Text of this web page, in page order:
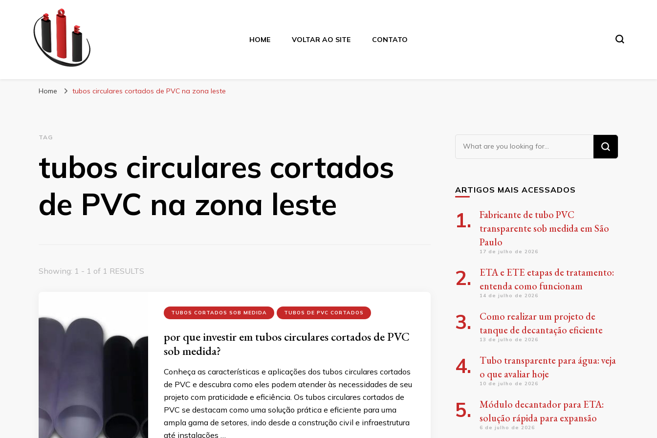
Blog Soe Laminados
HOME VOLTAR AO SITE CONTATO
Home tubos circulares cortados de PVC na zona leste
TAG
tubos circulares cortados
de PVC na zona leste
Showing: 1 - 1 of 1 RESULTS
TUBOS CORTADOS SOB MEDIDA TUBOS DE PVC CORTADOS
por que investir em tubos circulares cortados de PVC
sob medida?
Conheça as características e aplicações dos tubos circulares cortados
de PVC e descubra como eles podem atender às necessidades de seu
projeto com praticidade e eficiência. Os tubos circulares cortados de
PVC se destacam como uma solução prática e eficiente para uma
ampla gama de setores, indo desde a construção civil e infraestrutura
até instalações …
Looking
for
ARTIGOS MAIS ACESSADOS
Fabricante de tubo PVC
transparente sob medida em São
Paulo
17 de julho de 2026
ETA e ETE etapas de tratamento:
entenda como funcionam
14 de julho de 2026
Como realizar um projeto de
tanque de decantação eficiente
13 de julho de 2026
Tubo transparente para água: veja
o que avaliar hoje
10 de julho de 2026
Módulo decantador para ETA:
solução rápida para expansão
6 de julho de 2026